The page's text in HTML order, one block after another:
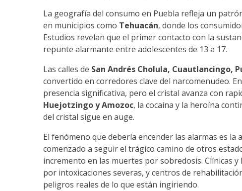
La geografía del consumo en Puebla refleja un
en municipios como Tehuacán, donde los
Estudios revelan que el primer contacto con la
repunte alarmante entre adolescentes de 13 a 17.
Las calles de San Andrés Cholula, Cuautlancingo,
convertido en corredores clave del narcomenudeo.
presencia significativa, pero el cristal avanza con
Huejotzingo y Amozoc, la cocaína y la heroína
del cristal sigue en auge.
El fenómeno que debería encender las alarmas es
comenzado a seguir el trágico camino de otros
incremento en las muertes por sobredosis. Clínicas
por intoxicaciones severas, y centros de
peligros reales de lo que están ingiriendo.